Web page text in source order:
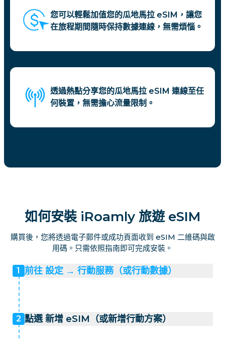
您可以輕鬆加值您的瓜地馬拉 eSIM，讓您
在旅程期間隨時保持數據連線，無需煩惱。
透過熱點分享您的瓜地馬拉 eSIM 連線至任
何裝置，無需擔心流量限制。
如何安裝 iRoamly 旅遊 eSIM
購買後，您將透過電子郵件或成功頁面收到 eSIM 二維碼與啟
用碼。只需依照指南即可完成安裝。
1 前往 設定 → 行動服務（或行動數據）
2 點選 新增 eSIM（或新增行動方案）